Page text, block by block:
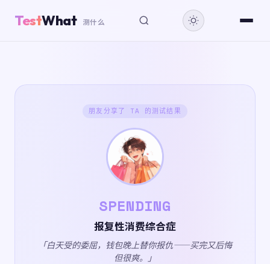
TestWhat 测什么
朋友分享了 TA 的测试结果
SPENDING
报复性消费综合症
「白天受的委屈，钱包晚上替你报仇——买完又后悔
但很爽。」